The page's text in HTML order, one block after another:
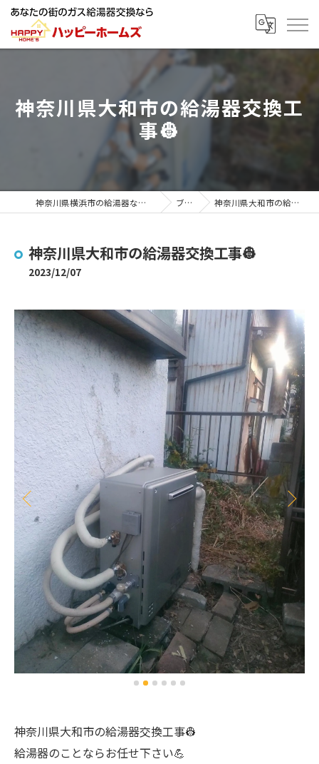
神奈川県大和市の給湯器交換工
事👷
神奈川県横浜市の給湯器ならハッピーホームズ ブログ 神奈川県大和市の給湯器交換工事👷
神奈川県大和市の給湯器交換工事👷
2023/12/07
神奈川県大和市の給湯器交換工事👷
給湯器のことならお任せ下さい💪